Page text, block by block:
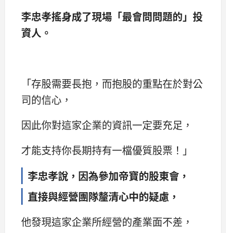
李忠孝搖身成了現場「最會問問題的」投
資人。
「存股需要長抱，而抱股的重點在於對公
司的信心，
因此你對這家企業的資訊一定要充足，
才能支持你長期持有一檔優質股票！」
李忠孝說，因為參加帝寶的股東會，
直接與經營團隊釐清心中的疑慮，
他發現這家企業所經營的產業面不差，